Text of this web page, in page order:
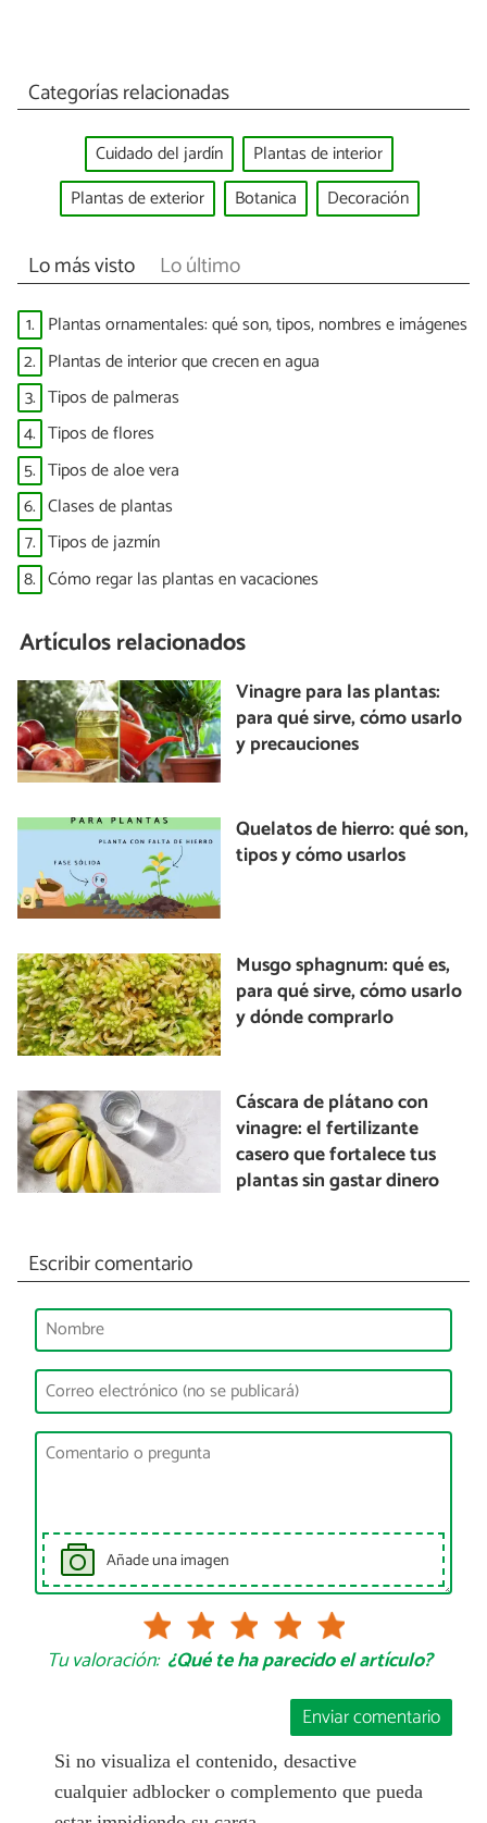
Categorías relacionadas
Cuidado del jardín
Plantas de interior
Plantas de exterior
Botanica Decoración
Lo más visto Lo último
1. Plantas ornamentales: qué son, tipos, nombres e imágenes
2. Plantas de interior que crecen en agua
3. Tipos de palmeras
4. Tipos de flores
5. Tipos de aloe vera
6. Clases de plantas
7. Tipos de jazmín
8. Cómo regar las plantas en vacaciones
Artículos relacionados
Vinagre para las plantas:
para qué sirve, cómo usarlo
y precauciones
Quelatos de hierro: qué son,
tipos y cómo usarlos
Musgo sphagnum: qué es,
para qué sirve, cómo usarlo
y dónde comprarlo
Cáscara de plátano con
vinagre: el fertilizante
casero que fortalece tus
plantas sin gastar dinero
Escribir comentario
Añade una imagen
Tu valoración: ¿Qué te ha parecido el artículo?
Enviar comentario
Si no visualiza el contenido, desactive
cualquier adblocker o complemento que pueda